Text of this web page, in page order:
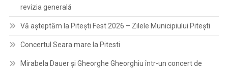
revizia generală
Vă așteptăm la Pitești Fest 2026 – Zilele Municipiului Pitești
Concertul Seara mare la Pitesti
Mirabela Dauer și Gheorghe Gheorghiu într-un concert de